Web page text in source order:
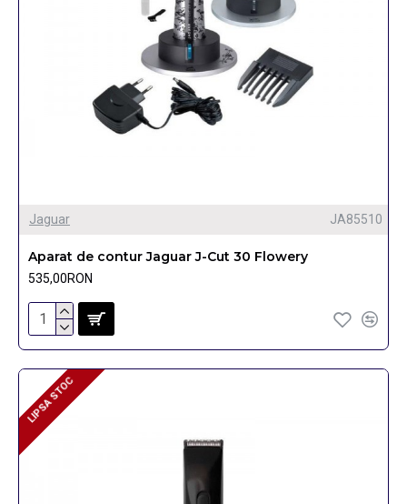
Jaguar JA85510
Aparat de contur Jaguar J-Cut 30 Flowery
535,00RON
LIPSA STOC
LIPSA STOC